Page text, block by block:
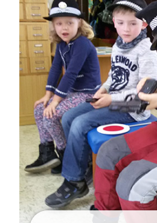
PŘÍPRAVA STRÁŽNÍKŮ
MP RADÍ
NAPSALI O NÁS
PREVENCE
KAMEROVÝ SYSTÉM
DOHLED NAD DOMOVEM
ZPRAVODAJ
KONTAKT NA PREVENTISTU
AKTIVITY
AKTIVITY PRO DĚTI
AKTIVITY PRO SENIORY